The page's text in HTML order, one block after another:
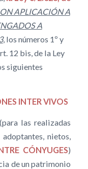
ON APLICACIÓN A
A
, los números 1º y
12 bis, de la Ley
siguientes
INTER VIVOS
las realizadas
nietos,
CÓNYUGES)
de un patrimonio